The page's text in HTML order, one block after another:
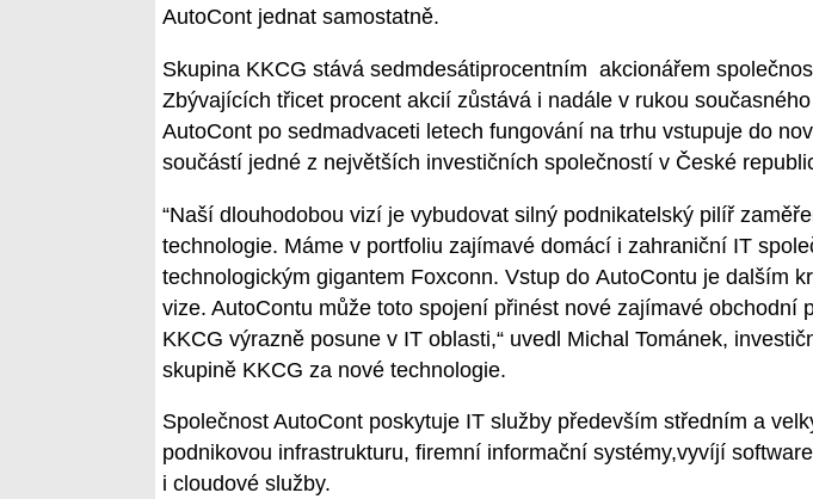
AutoCont jednat samostatně.
Skupina KKCG stává sedmdesátiprocentním akcionářem
Zbývajících třicet procent akcií zůstává i nadále v rukou
AutoCont po sedmadvaceti letech fungování na trhu vstupuje do
součástí jedné z největších investičních společností v České
“Naší dlouhodobou vizí je vybudovat silný podnikatelský pilíř
technologie. Máme v portfoliu zajímavé domácí i zahraniční IT
technologickým gigantem Foxconn. Vstup do AutoContu je dalším
vize. AutoContu může toto spojení přinést nové zajímavé obchodní
KKCG výrazně posune v IT oblasti,“ uvedl Michal Tománek,
skupině KKCG za nové technologie.
Společnost AutoCont poskytuje IT služby především středním a
podnikovou infrastrukturu, firemní informační systémy,vyvíjí
i cloudové služby.